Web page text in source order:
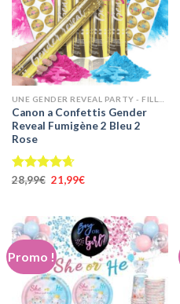
Canon a Confettis Gender
Reveal Fumigène 2 Bleu 2
Rose
Note4.67
28,99€ Le
prix
28,99€.
21,99€Le
21,99€.
Promo !